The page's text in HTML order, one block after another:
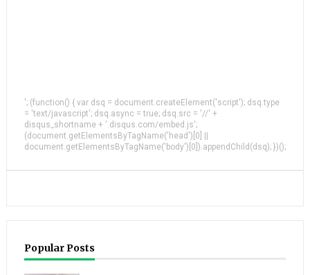
'; (function() { var dsq = document.createElement('script'); dsq.type
= 'text/javascript'; dsq.async = true; dsq.src = '//' +
disqus_shortname + '.disqus.com/embed.js';
(document.getElementsByTagName('head')[0] ||
document.getElementsByTagName('body')[0]).appendChild(dsq); })();
Popular Posts